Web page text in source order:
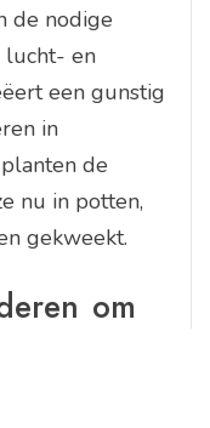
de nodige
lucht- en
een gunstig
in
de
nu in potten,
gekweekt.
om